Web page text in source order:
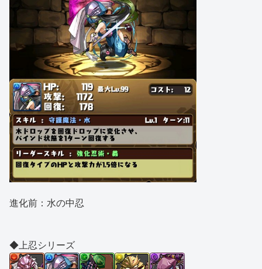
進化前：水の中忍
◆上忍シリーズ